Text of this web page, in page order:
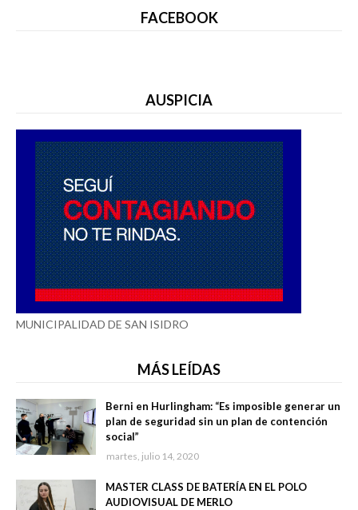
FACEBOOK
AUSPICIA
MUNICIPALIDAD DE SAN ISIDRO
MÁS LEÍDAS
Berni en Hurlingham: “Es imposible generar un
plan de seguridad sin un plan de contención
social”
martes, julio 14, 2020
MASTER CLASS DE BATERÍA EN EL POLO
AUDIOVISUAL DE MERLO